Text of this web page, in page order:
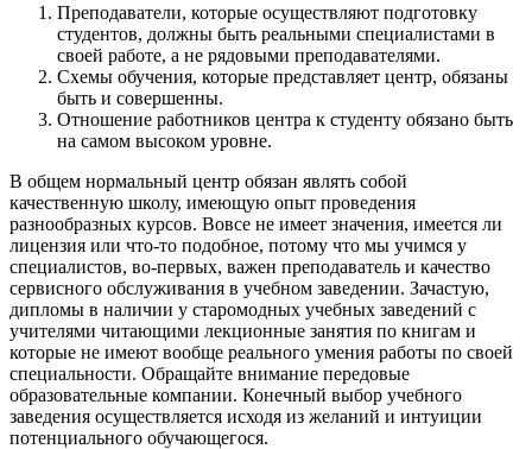
Преподаватели, которые осуществляют подготовку
студентов, должны быть реальными специалистами в
своей работе, а не рядовыми преподавателями.
Схемы обучения, которые представляет центр, обязаны
быть и совершенны.
Отношение работников центра к студенту обязано быть
на самом высоком уровне.
В общем нормальный центр обязан являть собой
качественную школу, имеющую опыт проведения
разнообразных курсов. Вовсе не имеет значения, имеется ли
лицензия или что-то подобное, потому что мы учимся у
специалистов, во-первых, важен преподаватель и качество
сервисного обслуживания в учебном заведении. Зачастую,
дипломы в наличии у старомодных учебных заведений с
учителями читающими лекционные занятия по книгам и
которые не имеют вообще реального умения работы по своей
специальности. Обращайте внимание передовые
образовательные компании. Конечный выбор учебного
заведения осуществляется исходя из желаний и интуиции
потенциального обучающегося.